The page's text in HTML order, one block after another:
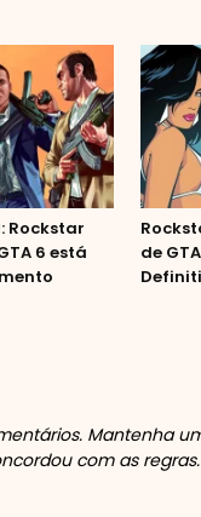
Rockstar
6 está
de
Mantenha
com as regras.